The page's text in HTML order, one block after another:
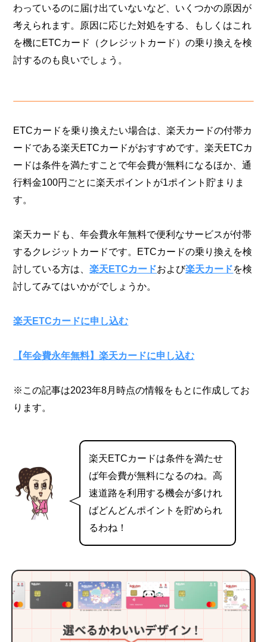
わっているのに届け出ていないなど、いくつかの原因が
考えられます。原因に応じた対処をする、もしくはこれ
を機にETCカード（クレジットカード）の乗り換えを検
討するのも良いでしょう。
ETCカードを乗り換えたい場合は、楽天カードの付帯カ
ードである楽天ETCカードがおすすめです。楽天ETCカ
ードは条件を満たすことで年会費が無料になるほか、通
行料金100円ごとに楽天ポイントが1ポイント貯まりま
す。
楽天カードも、年会費永年無料で便利なサービスが付帯
するクレジットカードです。ETCカードの乗り換えを検
討している方は、楽天ETCカードおよび楽天カードを検
討してみてはいかがでしょうか。
楽天ETCカードに申し込む
【年会費永年無料】楽天カードに申し込む
※この記事は2023年8月時点の情報をもとに作成してお
ります。
楽天ETCカードは条件を満たせ
ば年会費が無料になるのね。高
速道路を利用する機会が多けれ
ばどんどんポイントを貯められ
るわね！